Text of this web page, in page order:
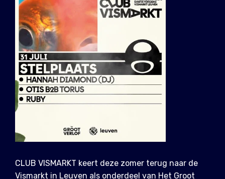
CLUB VISMARKT keert deze zomer terug naar de
Vismarkt in Leuven als onderdeel van Het Groot